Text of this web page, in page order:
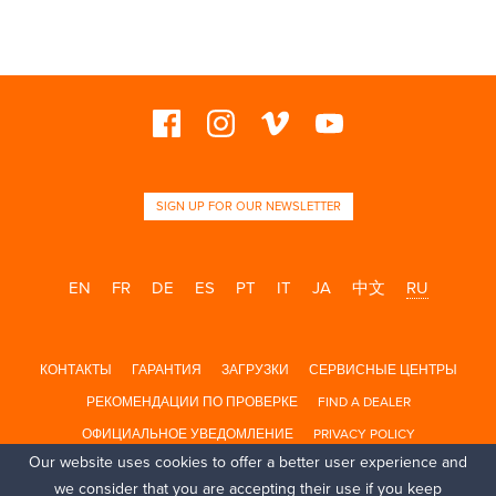
Our website uses cookies to offer a better user experience and
we consider that you are accepting their use if you keep
SIGN UP FOR OUR NEWSLETTER
EN FR DE ES PT IT JA 中文 RU
КОНТАКТЫ ГАРАНТИЯ ЗАГРУЗКИ СЕРВИСНЫЕ ЦЕНТРЫ
РЕКОМЕНДАЦИИ ПО ПРОВЕРКЕ FIND A DEALER
ОФИЦИАЛЬНОЕ УВЕДОМЛЕНИЕ PRIVACY POLICY